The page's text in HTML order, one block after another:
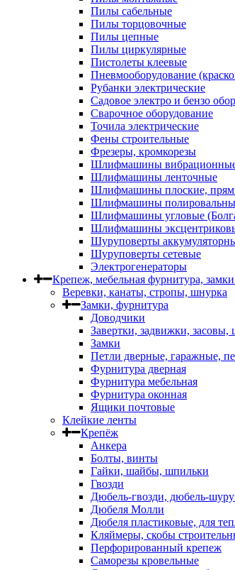
Пилы сабельные
Пилы торцовочные
Пилы цепные
Пилы циркулярные
Пистолеты клеевые
Пневмооборудование
Рубанки электрические
Садовое электро и бензо
Сварочное оборудование
Точила электрические
Фены строительные
Фрезеры, кромкорезы
Шлифмашины
Шлифмашины ленточные
Шлифмашины плоские,
Шлифмашины
Шлифмашины угловые
Шлифмашины
Шуруповерты
Шуруповерты сетевые
Электрогенераторы
Крепеж, мебельная фурнитура,
Веревки, канаты, стропы, шнурка
Замки, фурнитура
Доводчики
Завертки, задвижки,
Замки
Петли дверные, гаражные,
Фурнитура дверная
Фурнитура мебельная
Фурнитура оконная
Ящики почтовые
Клейкие ленты
Крепёж
Анкера
Болты, винты
Гайки, шайбы, шпильки
Гвозди
Дюбель-гвозди, дюбель-
Дюбеля Молли
Дюбеля пластиковые, для
Кляймеры, скобы
Перфорированный крепеж
Саморезы кровельные